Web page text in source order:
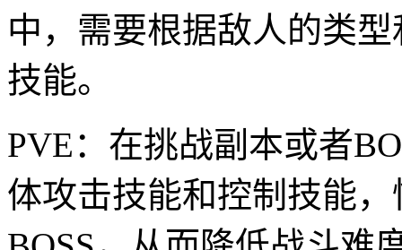
中，需要根据敌人的类
技能。
PVE：在挑战副本或者
体攻击技能和控制技能